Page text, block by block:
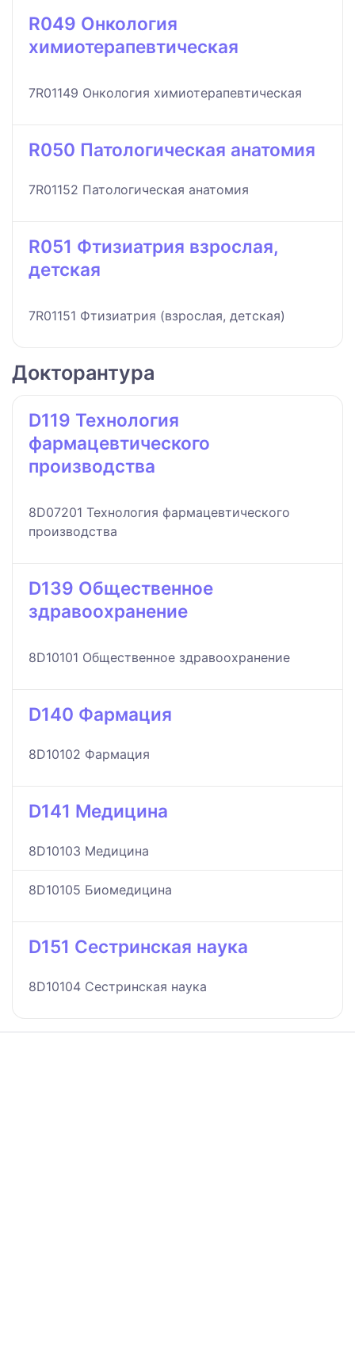
R049 Онкология
химиотерапевтическая
7R01149 Онкология химиотерапевтическая
R050 Патологическая анатомия
7R01152 Патологическая анатомия
R051 Фтизиатрия взрослая,
детская
7R01151 Фтизиатрия (взрослая, детская)
Докторантура
D119 Технология
фармацевтического
производства
8D07201 Технология фармацевтического
производства
D139 Общественное
здравоохранение
8D10101 Общественное здравоохранение
D140 Фармация
8D10102 Фармация
D141 Медицина
8D10103 Медицина
8D10105 Биомедицина
D151 Сестринская наука
8D10104 Сестринская наука